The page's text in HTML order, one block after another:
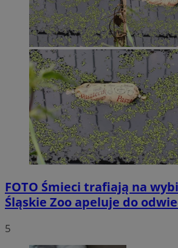
FOTO Śmieci trafiają na
Śląskie Zoo apeluje do
5